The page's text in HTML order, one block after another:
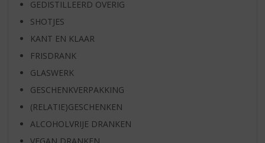
GEDISTILLEERD OVERIG
SHOTJES
KANT EN KLAAR
FRISDRANK
GLASWERK
GESCHENKVERPAKKING
(RELATIE)GESCHENKEN
ALCOHOLVRIJE DRANKEN